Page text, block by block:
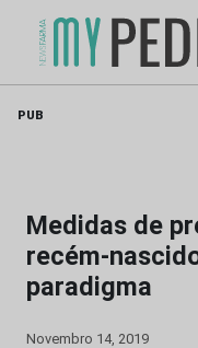
PUB
Medidas de
recém-
paradigma
Novembro 14, 2019